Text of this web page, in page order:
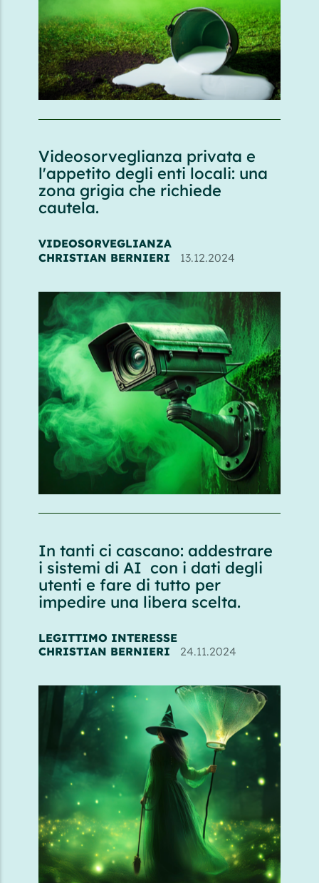
Videosorveglianza privata e
l'appetito degli enti locali: una
zona grigia che richiede
cautela.
VIDEOSORVEGLIANZA
CHRISTIAN BERNIERI
13.12.2024
In tanti ci cascano: addestrare
i sistemi di AI con i dati degli
utenti e fare di tutto per
impedire una libera scelta.
LEGITTIMO INTERESSE
CHRISTIAN BERNIERI
24.11.2024